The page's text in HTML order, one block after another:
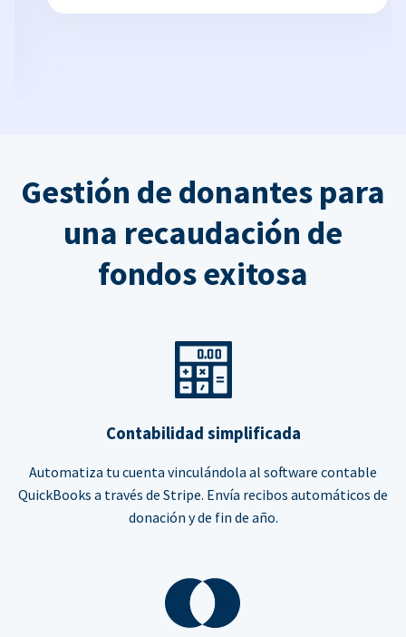
Gestión de donantes para
una recaudación de
fondos exitosa
Contabilidad simplificada
Automatiza tu cuenta vinculándola al software contable
QuickBooks a través de Stripe. Envía recibos automáticos de
donación y de fin de año.